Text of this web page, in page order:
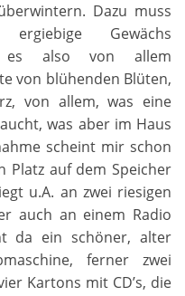
Dazu muss
Gewächs
es also von allem
von blühenden Blüten,
von allem, was eine
was aber im Haus
scheint mir schon
Platz auf dem Speicher
u.A. an zwei riesigen
auch an einem Radio
da ein schöner, alter
ferner zwei
Kartons mit CD’s, die